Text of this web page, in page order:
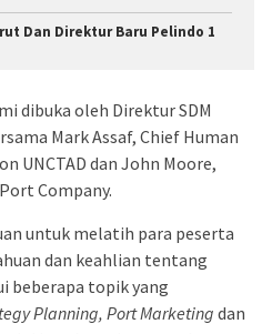
Dan Direktur Baru Pelindo 1
dibuka oleh Direktur SDM
Mark Assaf, Chief Human
UNCTAD dan John Moore,
Company.
untuk melatih para peserta
dan keahlian tentang
beberapa topik yang
Planning, Port Marketing dan